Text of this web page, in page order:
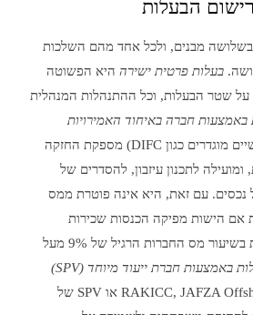
הבעלות
מבנים, ולכל אחד מהם השלכות
בעלות פרטית ישירה היא הפשוטה
על שטר הבעלות, וכל ההתנהלות המנהלית
באמצעות חברה באיחוד האמירויות
(ביבשת או באזורים חופשיים מוגדרים כגון DIFC) מספקת החזקה
לתכנון עיזבון, להסדרים של
נכסים. עם זאת, היא אינה פוטרת ממס
אם הישות מפיקה הכנסות שכירות
(הכנסות שכירות ממוסות בשיעור מס החברות הרגיל של 9% מעל
בעלות באמצעות חברת ייעוד מיוחד (SPV)
, בדרך כלל RAKICC, JAFZA Offshore או SPV של